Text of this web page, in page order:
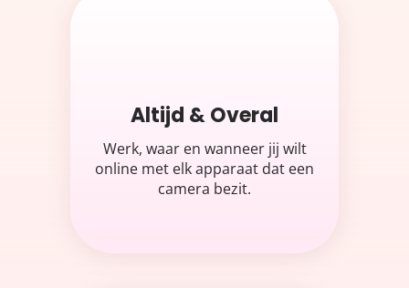
Altijd & Overal
Werk, waar en wanneer jij wilt
online met elk apparaat dat een
camera bezit.